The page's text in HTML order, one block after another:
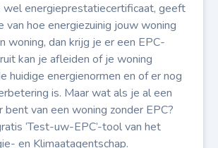
wel energieprestatiecertificaat, geeft
van hoe energiezuinig jouw woning
woning, dan krijg je er een EPC-
kan je afleiden of je woning
huidige energienormen en of er nog
is. Maar wat als je al een
bent van een woning zonder EPC?
‘Test-uw-EPC’-tool van het
en Klimaatagentschap.